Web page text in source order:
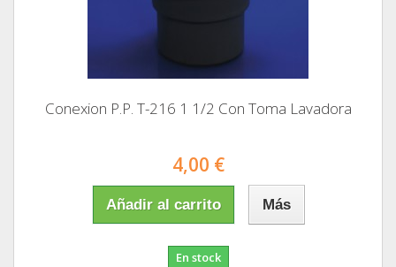
Conexion P.P. T-216 1 1/2 Con Toma Lavadora
4,00 €
Añadir al carrito Más
En stock